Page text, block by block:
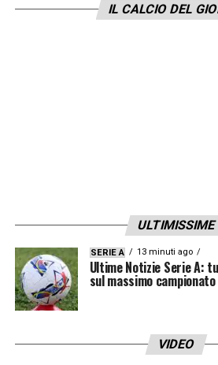
IL CALCIO DEL
ULTIMISSIME
SERIE A 13 minuti ago
Ultime Notizie Serie A:
sul massimo
VIDEO